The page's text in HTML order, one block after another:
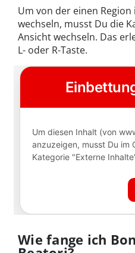
Um von der einen
wechseln, musst Du die
Ansicht wechseln. Das
L- oder R-Taste.
Wie fange ich